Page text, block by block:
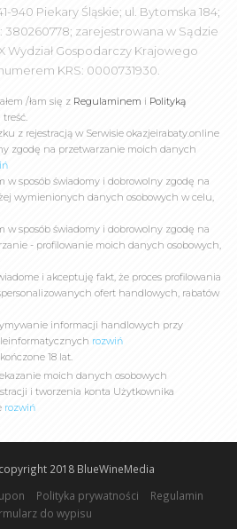
940 Piekary Śląskie; ul. Bytomska 184;
380260778; zarejestrowana w Sądzie
Wydział Gospodarczy Krajowego
KRS: 0000731930.
/łam się z Regulaminem i Polityką
z rejestracją w Serwisie okazjeirabaty.online
zgodę na przetwarzanie moich danych
w sposób świadomy i dobrowolny zgodę na
wymienionych danych osobowych w celu,
w sposób świadomy i dobrowolny zgodę na
- profilowanie moich danych osobowych,
i akceptuję fakt, że proces profilowania
ofert handlowych, rabatów
informacji handlowych przy
rozwiń
18 lat.
moich danych osobowych
i tworzenia konta Użytkownika
rozwiń
2018 BlueWineMedia
Polityka prywatności
Regulamin
do wypisu